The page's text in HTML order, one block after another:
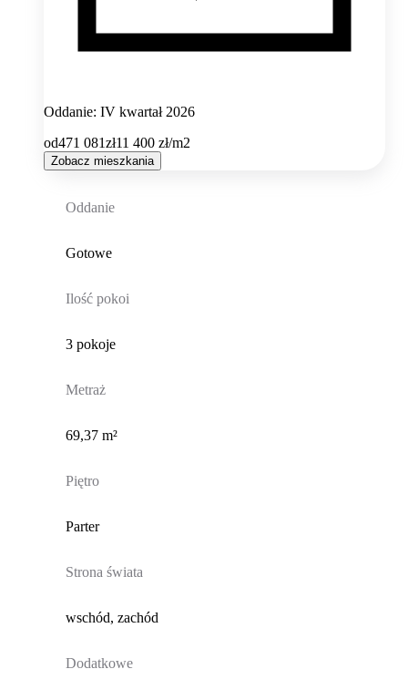
Oddanie: IV kwartał 2026
od471 081zł11 400 zł/m2
Zobacz mieszkania
Oddanie
Gotowe
Ilość pokoi
3 pokoje
Metraż
69,37 m²
Piętro
Parter
Strona świata
wschód, zachód
Dodatkowe